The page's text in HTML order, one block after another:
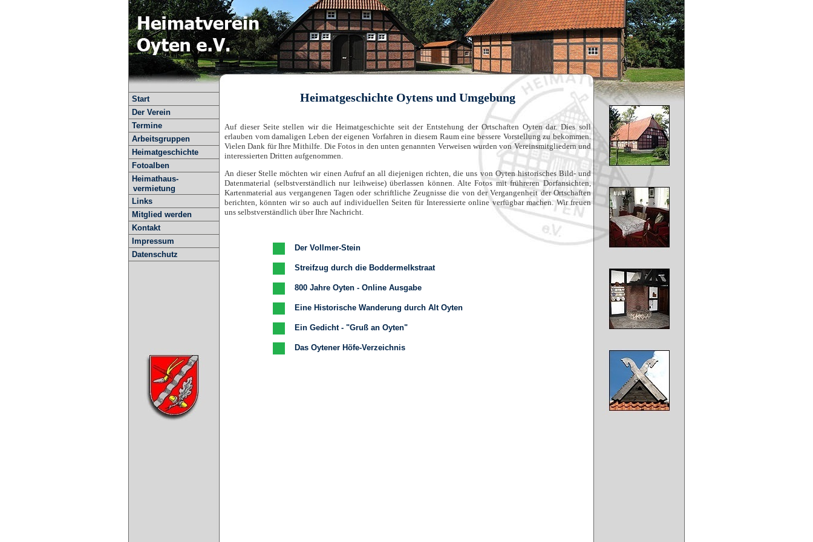
Start
Der Verein
Termine
Arbeitsgruppen
Heimatgeschichte
Fotoalben
Heimathaus-
vermietung
Links
Mitglied werden
Kontakt
Impressum
Datenschutz
Heimatgeschichte Oytens und Umgebung
Auf dieser Seite stellen wir die Heimatgeschichte seit der Entstehung der Ortschaften Oyten dar. Dies soll
erlauben vom damaligen Leben der eigenen Vorfahren in diesem Raum eine bessere Vorstellung zu bekommen.
Vielen Dank für Ihre Mithilfe. Die Fotos in den unten genannten Verweisen wurden von Vereinsmitgliedern und
interessierten Dritten aufgenommen.
An dieser Stelle möchten wir einen Aufruf an all diejenigen richten, die uns von Oyten historisches Bild- und
Datenmaterial (selbstverständlich nur leihweise) überlassen können. Alte Fotos mit frühreren Dorfansichten,
Kartenmaterial aus vergangenen Tagen oder schriftliche Zeugnisse die von der Vergangenheit der Ortschaften
berichten, könnten wir so auch auf individuellen Seiten für Interessierte online verfügbar machen. Wir freuen
uns selbstverständlich über Ihre Nachricht.
Der Vollmer-Stein
Streifzug durch die Boddermelkstraat
800 Jahre Oyten - Online Ausgabe
Eine Historische Wanderung durch Alt Oyten
Ein Gedicht - "Gruß an Oyten"
Das Oytener Höfe-Verzeichnis